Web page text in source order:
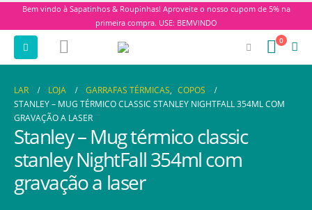
Bem vindo à Sapatinhos & Roupinhas! Aproveite o nosso cupom de 5% na
primeira compra. USE: BEMVINDO
0
LAR LOJA GARRAFAS TÉRMICAS, COPOS
STANLEY – MUG TÉRMICO CLASSIC STANLEY NIGHTFALL 354ML COM
GRAVAÇÃO A LASER
Stanley – Mug térmico classic
stanley NightFall 354ml com
gravação a laser